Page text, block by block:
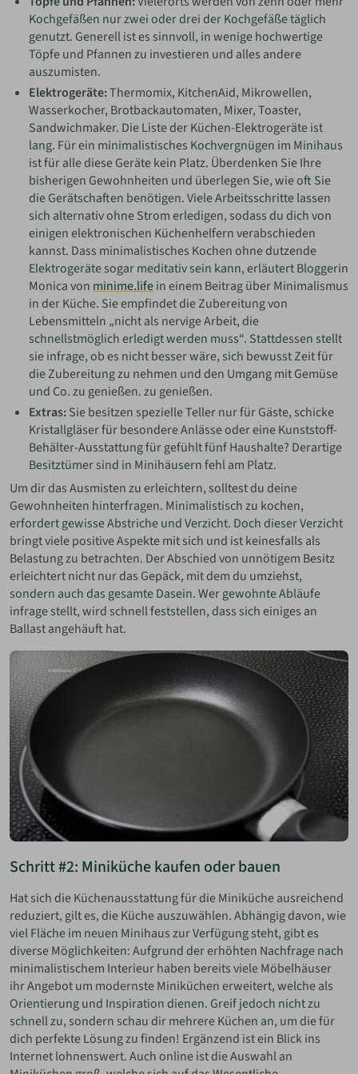
Kochgefäßen nur zwei oder drei der Kochgefäße täglich
genutzt. Generell ist es sinnvoll, in wenige hochwertige
Töpfe und Pfannen zu investieren und alles andere
auszumisten.
Elektrogeräte:Thermomix, KitchenAid, Mikrowellen,
Wasserkocher, Brotbackautomaten, Mixer, Toaster,
Sandwichmaker. Die Liste der Küchen-Elektrogeräte ist
lang. Für ein minimalistisches Kochvergnügen im Minihaus
ist für alle diese Geräte kein Platz. Überdenken Sie Ihre
bisherigen Gewohnheiten und überlegen Sie, wie oft Sie
die Gerätschaften benötigen. Viele Arbeitsschritte lassen
sich alternativ ohne Strom erledigen, sodass du dich von
einigen elektronischen Küchenhelfern verabschieden
kannst. Dass minimalistisches Kochen ohne dutzende
Elektrogeräte sogar meditativ sein kann, erläutert Bloggerin
Monica von minime.lifein einem Beitrag über Minimalismus
in der Küche. Sie empfindet die Zubereitung von
Lebensmitteln „nicht als nervige Arbeit, die
schnellstmöglich erledigt werden muss“. Stattdessen stellt
sie infrage, ob es nicht besser wäre, sich bewusst Zeit für
die Zubereitung zu nehmen und den Umgang mit Gemüse
und Co. zu genießen. zu genießen.
Extras:Sie besitzen spezielle Teller nur für Gäste, schicke
Kristallgläser für besondere Anlässe oder eine Kunststoff-
Behälter-Ausstattung für gefühlt fünf Haushalte? Derartige
Besitztümer sind in Minihäusern fehl am Platz.
Um dir das Ausmisten zu erleichtern, solltest du deine
Gewohnheiten hinterfragen. Minimalistisch zu kochen,
erfordert gewisse Abstriche und Verzicht. Doch dieser Verzicht
bringt viele positive Aspekte mit sich und ist keinesfalls als
Belastung zu betrachten. Der Abschied von unnötigem Besitz
erleichtert nicht nur das Gepäck, mit dem du umziehst,
sondern auch das gesamte Dasein. Wer gewohnte Abläufe
infrage stellt, wird schnell feststellen, dass sich einiges an
Ballast angehäuft hat.
Schritt #2: Miniküche kaufen oder bauen
Hat sich die Küchenausstattung für die Miniküche ausreichend
reduziert, gilt es, die Küche auszuwählen. Abhängig davon, wie
viel Fläche im neuen Minihaus zur Verfügung steht, gibt es
diverse Möglichkeiten: Aufgrund der erhöhten Nachfrage nach
minimalistischem Interieur haben bereits viele Möbelhäuser
ihr Angebot um modernste Miniküchen erweitert, welche als
Orientierung und Inspiration dienen. Greif jedoch nicht zu
schnell zu, sondern schau dir mehrere Küchen an, um die für
dich perfekte Lösung zu finden! Ergänzend ist ein Blick ins
Internet lohnenswert. Auch online ist die Auswahl an